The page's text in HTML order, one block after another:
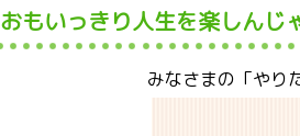
おもいっきり人生を楽しんじ
みなさまの「やり